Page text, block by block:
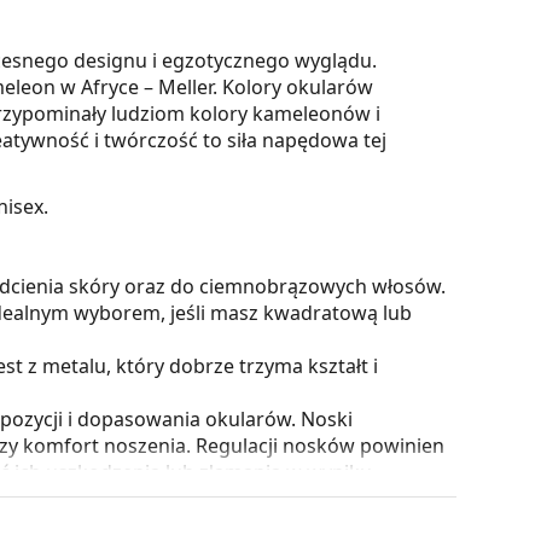
designu i egzotycznego wyglądu.
w Afryce – Meller. Kolory okularów
ludziom kolory kameleonów i
i twórczość to siła napędowa tej
skóry oraz do ciemnobrązowych włosów.
wyborem, jeśli masz kwadratową lub
z metalu, który dobrze trzyma kształt i
i dopasowania okularów. Noski
komfort noszenia. Regulacji nosków powinien
uszkodzenia lub złamania w wyniku